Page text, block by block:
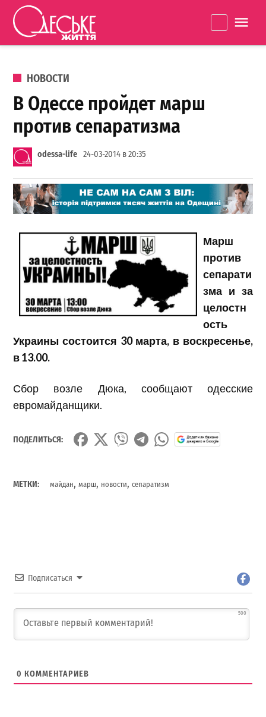
Перейти к содержанию
життя
ОПУБЛИКОВАНО В
НОВОСТИ
В Одессе пройдет марш
против сепаратизма
odessa-life 24-03-2014 в 20:35
Марш
против
сепарати
зма и за
целостн
ость
Украины состоится 30 марта, в воскресенье,
в 13.00.
Сбор возле Дюка, сообщают одесские
евромайданщики.
ПОДЕЛИТЬСЯ:
МЕТКИ: майдан,марш, новости,сепаратизм
Подписаться
500
0 КОММЕНТАРИЕВ